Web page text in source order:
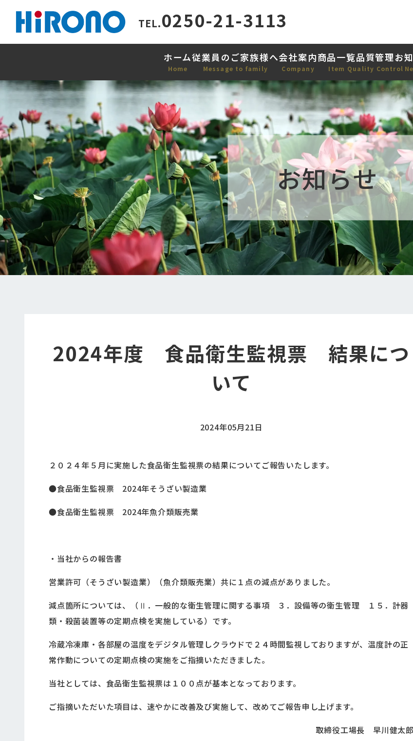
TEL.0250-21-3113
ホーム
Home
従業員のご家族様へ
Message to family
会社案内
Company
商品一覧
Item
品質管理
Quality Control
お
お知らせ
2024年度 食品衛生監視票 結果につ
いて
2024年05月21日
２０２４年５月に実施した食品衛生監視票の結果についてご報告いたします。
●食品衛生監視票 2024年そうざい製造業
●食品衛生監視票 2024年魚介類販売業
・当社からの報告書
営業許可（そうざい製造業）（魚介類販売業）共に１点の減点がありました。
減点箇所については、（Ⅱ．一般的な衛生管理に関する事項 ３．設備等の衛生管理 １５．計器
類・殺菌装置等の定期点検を実施している）です。
冷蔵冷凍庫・各部屋の温度をデジタル管理しクラウドで２４時間監視しておりますが、温度計の正
常作動についての定期点検の実施をご指摘いただきました。
当社としては、食品衛生監視票は１００点が基本となっております。
ご指摘いただいた項目は、速やかに改善及び実施して、改めてご報告申し上げます。
取締役工場長 早川健太郎